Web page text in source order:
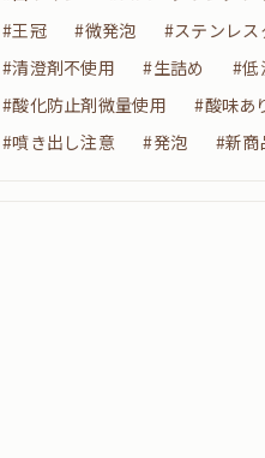
#王冠
#微発泡 #ステンレ
#清澄剤不使用
#生詰め #低
#酸化防止剤微量使用
#酸味あ
#噴き出し注意
#発泡 #新商